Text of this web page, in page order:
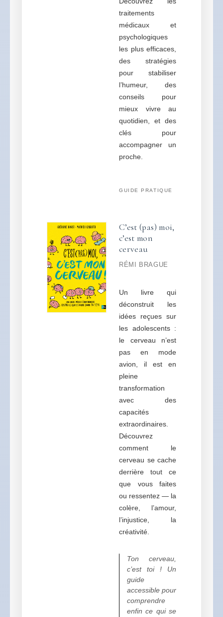
traitements
médicaux et
psychologiques
les plus efficaces,
des stratégies
pour stabiliser
l’humeur, des
conseils pour
mieux vivre au
quotidien, et des
clés pour
accompagner un
proche.
GUIDE PRATIQUE
C’est (pas) moi,
c’est mon
cerveau
RÉMI BRAGUE
Un livre qui
déconstruit les
idées reçues sur
les adolescents :
le cerveau n’est
pas en mode
avion, il est en
pleine
transformation
avec des
capacités
extraordinaires.
Découvrez
comment le
cerveau se cache
derrière tout ce
que vous faites
ou ressentez — la
colère, l’amour,
l’injustice, la
créativité.
Ton cerveau,
c’est toi ! Un
guide
accessible pour
comprendre
enfin ce qui se